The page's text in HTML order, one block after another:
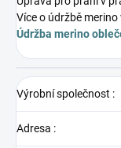
Více o údržbě
Údržba merino
Výrobní společnost :
Adresa :